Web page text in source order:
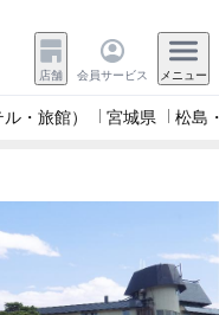
店舗 会員サービス メニュー
・旅館） 宮城県 松島